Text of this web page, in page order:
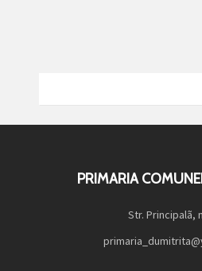
PRIMARIA
Str. Principalã,